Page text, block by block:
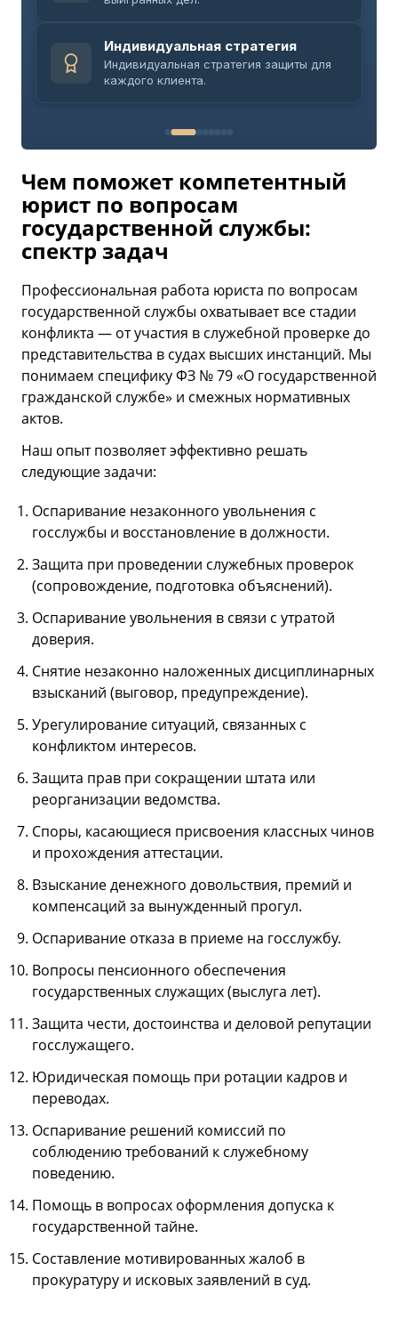
Индивидуальная стратегия
Индивидуальная стратегия защиты для
каждого клиента.
Чем поможет компетентный
юрист по вопросам
государственной службы:
спектр задач
Профессиональная работа юриста по вопросам
государственной службы охватывает все стадии
конфликта — от участия в служебной проверке до
представительства в судах высших инстанций. Мы
понимаем специфику ФЗ № 79 «О государственной
гражданской службе» и смежных нормативных
актов.
Наш опыт позволяет эффективно решать
следующие задачи:
Оспаривание незаконного увольнения с
госслужбы и восстановление в должности.
Защита при проведении служебных проверок
(сопровождение, подготовка объяснений).
Оспаривание увольнения в связи с утратой
доверия.
Снятие незаконно наложенных дисциплинарных
взысканий (выговор, предупреждение).
Урегулирование ситуаций, связанных с
конфликтом интересов.
Защита прав при сокращении штата или
реорганизации ведомства.
Споры, касающиеся присвоения классных чинов
и прохождения аттестации.
Взыскание денежного довольствия, премий и
компенсаций за вынужденный прогул.
Оспаривание отказа в приеме на госслужбу.
Вопросы пенсионного обеспечения
государственных служащих (выслуга лет).
Защита чести, достоинства и деловой репутации
госслужащего.
Юридическая помощь при ротации кадров и
переводах.
Оспаривание решений комиссий по
соблюдению требований к служебному
поведению.
Помощь в вопросах оформления допуска к
государственной тайне.
Составление мотивированных жалоб в
прокуратуру и исковых заявлений в суд.